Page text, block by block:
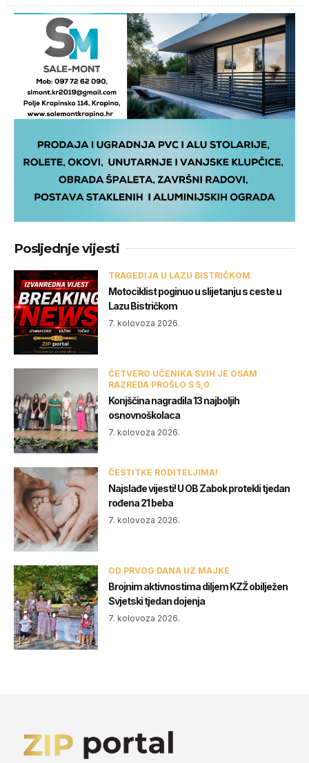
Posljednje vijesti
TRAGEDIJA U LAZU BISTRIČKOM
Motociklist poginuo u slijetanju s ceste u
Lazu Bistričkom
7. kolovoza 2026.
ČETVERO UČENIKA SVIH JE OSAM
RAZREDA PROŠLO S 5,0
Konjščina nagradila 13 najboljih
osnovnoškolaca
7. kolovoza 2026.
ČESTITKE RODITELJIMA!
Najslađe vijesti! U OB Zabok protekli tjedan
rođena 21 beba
7. kolovoza 2026.
OD PRVOG DANA UZ MAJKE
Brojnim aktivnostima diljem KZŽ obilježen
Svjetski tjedan dojenja
7. kolovoza 2026.